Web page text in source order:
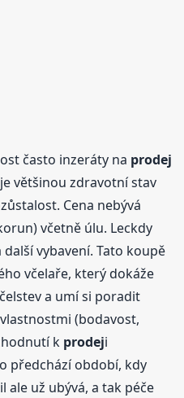
často inzeráty na prodej
většinou zdravotní stav
Cena nebývá
včetně úlu. Leckdy
vybavení. Tato koupě
včelaře, který dokáže
a umí si poradit
(bodavost,
k prodeji
předchází období, kdy
ale už ubývá, a tak péče